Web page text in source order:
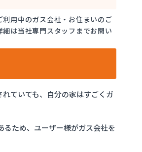
用中のガス会社・お住まいのご
は当社専門スタッフまでお問い
ていても、自分の家はすごくガ
ため、ユーザー様がガス会社を